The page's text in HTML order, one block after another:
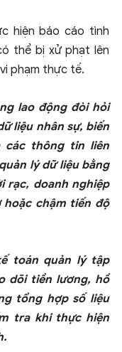
hiện báo cáo tình
thể bị xử phạt lên
phạm thực tế.
lao động đòi hỏi
liệu nhân sự, biến
các thông tin liên
lý dữ liệu bằng
rạc, doanh nghiệp
chậm tiến độ
toán quản lý tập
dõi tiền lương, hồ
tổng hợp số liệu
tra khi thực hiện